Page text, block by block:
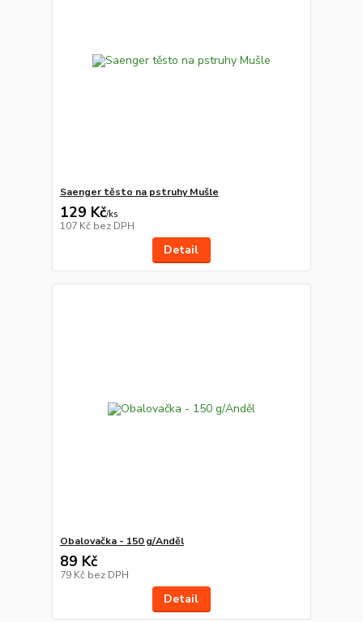
Saenger těsto na pstruhy Mušle
129 Kč/ks
107 Kč bez DPH
Detail
Obalovačka - 150 g/Anděl
89 Kč
79 Kč bez DPH
Detail